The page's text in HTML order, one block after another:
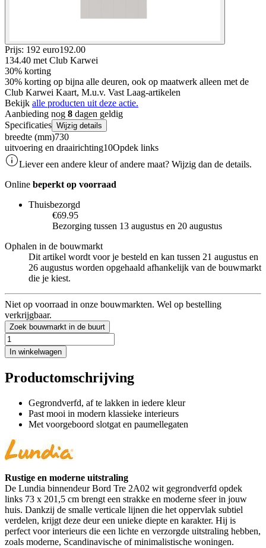
Prijs: 192 euro192.00
134.40 met Club Karwei
30% korting
30% korting op bijna alle deuren, ook op maatwerk alleen met de
Club Karwei Kaart, M.u.v. Vast Laag-artikelen
Bekijk alle producten uit deze actie.
Aanbieding nog 8 dagen geldig
Specificaties Wijzig details
breedte (mm)730
uitvoering en draairichting10Opdek links
Liever een andere kleur of andere maat? Wijzig dan de details.
Online beperkt op voorraad
Thuisbezorgd
€69.95
Bezorging tussen 13 augustus en 20 augustus
Ophalen in de bouwmarkt
Dit artikel wordt voor je besteld en kan tussen 21 augustus en
26 augustus worden opgehaald afhankelijk van de bouwmarkt
die je kiest.
Niet op voorraad in onze bouwmarkten. Wel op bestelling
verkrijgbaar.
Zoek bouwmarkt in de buurt
In winkelwagen
Productomschrijving
Gegrondverfd, af te lakken in iedere kleur
Past mooi in modern klassieke interieurs
Met voorgeboord slotgat en paumellegaten
Rustige en moderne uitstraling
De Lundia binnendeur Bord Tre 2A02 wit gegrondverfd opdek
links 73 x 201,5 cm brengt een strakke en moderne sfeer in jouw
huis. Dankzij de smalle verticale lijnen die het oppervlak subtiel
verdelen, krijgt deze deur een unieke diepte en karakter. Hij is
perfect voor interieurs die een lichte en verzorgde uitstraling hebben,
zoals moderne, Scandinavische of minimalistische woningen.